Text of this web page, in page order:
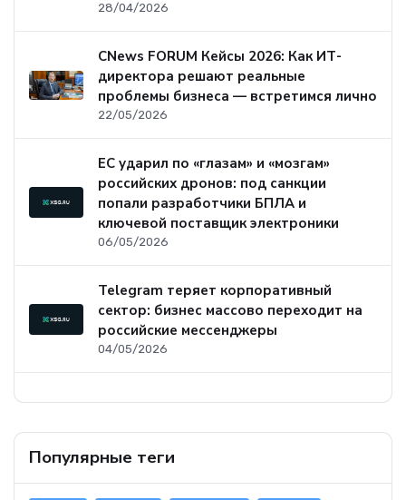
28/04/2026
CNews FORUM Кейсы 2026: Как ИТ-
директора решают реальные
проблемы бизнеса — встретимся лично
22/05/2026
ЕС ударил по «глазам» и «мозгам»
российских дронов: под санкции
попали разработчики БПЛА и
ключевой поставщик электроники
06/05/2026
Telegram теряет корпоративный
сектор: бизнес массово переходит на
российские мессенджеры
04/05/2026
Популярные теги